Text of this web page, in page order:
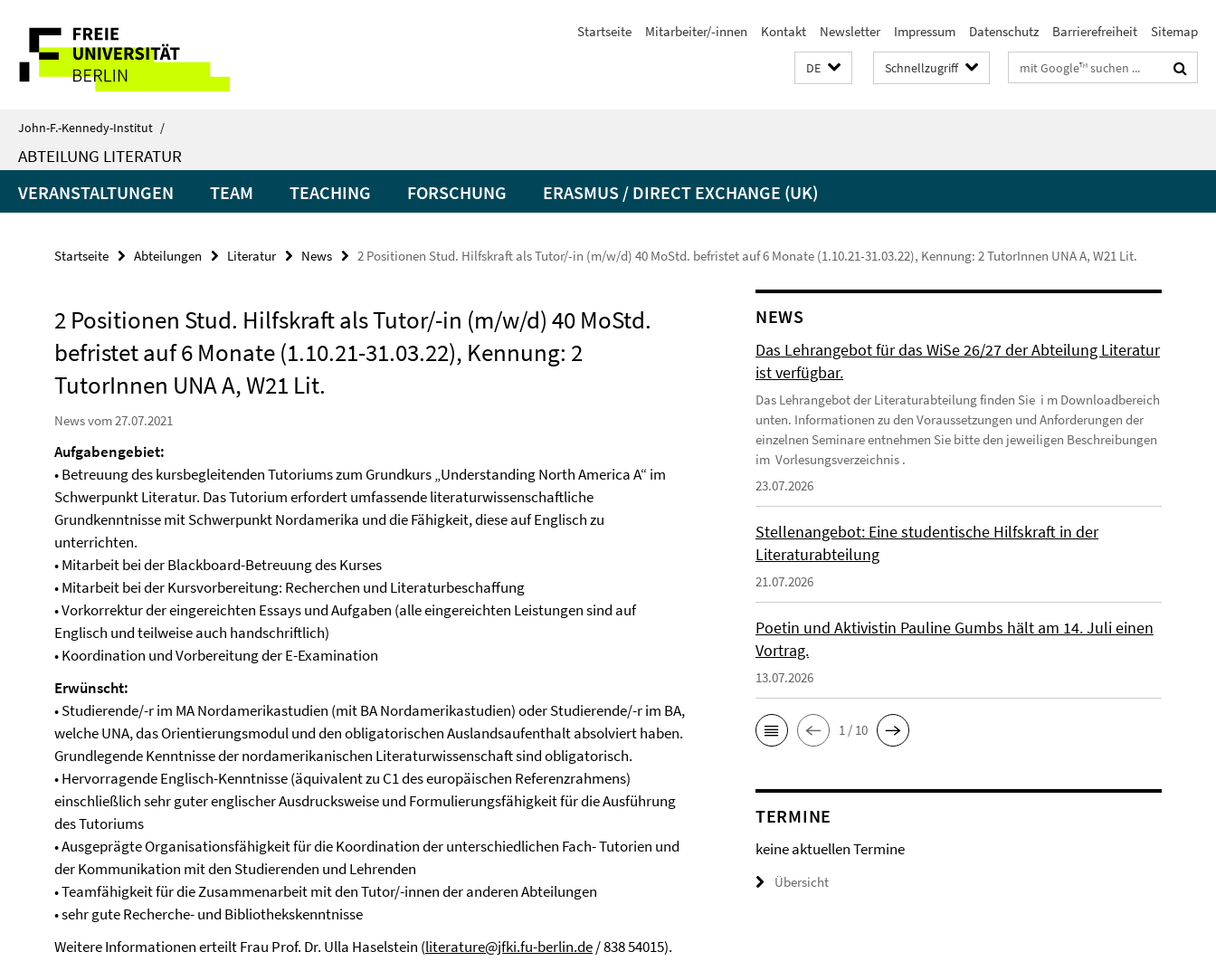
direkt
Inhalt
Service-
Navigation
Startseite Mitarbeiter/-innen Kontakt Newsletter Impressum Datenschutz Barrierefreiheit Sitemap
DE Schnellzugriff Suchbegriffe
John-F.-Kennedy-Institut /
ABTEILUNG LITERATUR
VERANSTALTUNGEN TEAM TEACHING FORSCHUNG ERASMUS / DIRECT EXCHANGE (UK)
Startseite Abteilungen Literatur News 2 Positionen Stud. Hilfskraft als Tutor/-in (m/w/d) 40 MoStd. befristet auf 6 Monate (1.10.21-31.03.22), Kennung: 2 TutorInnen UNA A, W21 Lit.
2 Positionen Stud. Hilfskraft als Tutor/-in (m/w/d) 40 MoStd.
befristet auf 6 Monate (1.10.21-31.03.22), Kennung: 2
TutorInnen UNA A, W21 Lit.
News vom 27.07.2021
Aufgabengebiet:
• Betreuung des kursbegleitenden Tutoriums zum Grundkurs „Understanding North America A“ im
Schwerpunkt Literatur. Das Tutorium erfordert umfassende literaturwissenschaftliche
Grundkenntnisse mit Schwerpunkt Nordamerika und die Fähigkeit, diese auf Englisch zu
unterrichten.
• Mitarbeit bei der Blackboard-Betreuung des Kurses
• Mitarbeit bei der Kursvorbereitung: Recherchen und Literaturbeschaffung
• Vorkorrektur der eingereichten Essays und Aufgaben (alle eingereichten Leistungen sind auf
Englisch und teilweise auch handschriftlich)
• Koordination und Vorbereitung der E-Examination
Erwünscht:
• Studierende/-r im MA Nordamerikastudien (mit BA Nordamerikastudien) oder Studierende/-r im BA,
welche UNA, das Orientierungsmodul und den obligatorischen Auslandsaufenthalt absolviert haben.
Grundlegende Kenntnisse der nordamerikanischen Literaturwissenschaft sind obligatorisch.
• Hervorragende Englisch-Kenntnisse (äquivalent zu C1 des europäischen Referenzrahmens)
einschließlich sehr guter englischer Ausdrucksweise und Formulierungsfähigkeit für die Ausführung
des Tutoriums
• Ausgeprägte Organisationsfähigkeit für die Koordination der unterschiedlichen Fach- Tutorien und
der Kommunikation mit den Studierenden und Lehrenden
• Teamfähigkeit für die Zusammenarbeit mit den Tutor/-innen der anderen Abteilungen
• sehr gute Recherche- und Bibliothekskenntnisse
Weitere Informationen erteilt Frau Prof. Dr. Ulla Haselstein (literature@jfki.fu-berlin.de/ 838 54015).
NEWS
Das Lehrangebot für das WiSe 26/27 der Abteilung Literatur
ist verfügbar.
Das Lehrangebot der Literaturabteilung finden Sie i m Downloadbereich
unten. Informationen zu den Voraussetzungen und Anforderungen der
einzelnen Seminare entnehmen Sie bitte den jeweiligen Beschreibungen
im Vorlesungsverzeichnis .
23.07.2026
Stellenangebot: Eine studentische Hilfskraft in der
Literaturabteilung
21.07.2026
Poetin und Aktivistin Pauline Gumbs hält am 14. Juli einen
Vortrag.
13.07.2026
1 / 10
TERMINE
keine aktuellen Termine
Übersicht